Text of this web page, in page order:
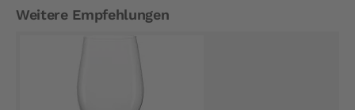
Weitere Empfehlungen